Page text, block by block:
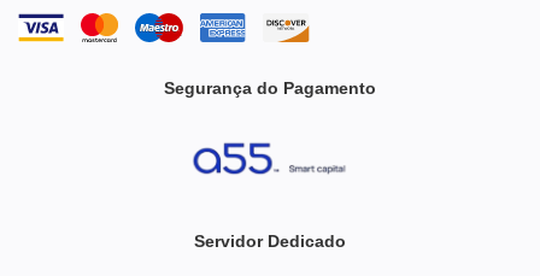
Segurança do Pagamento
Servidor Dedicado